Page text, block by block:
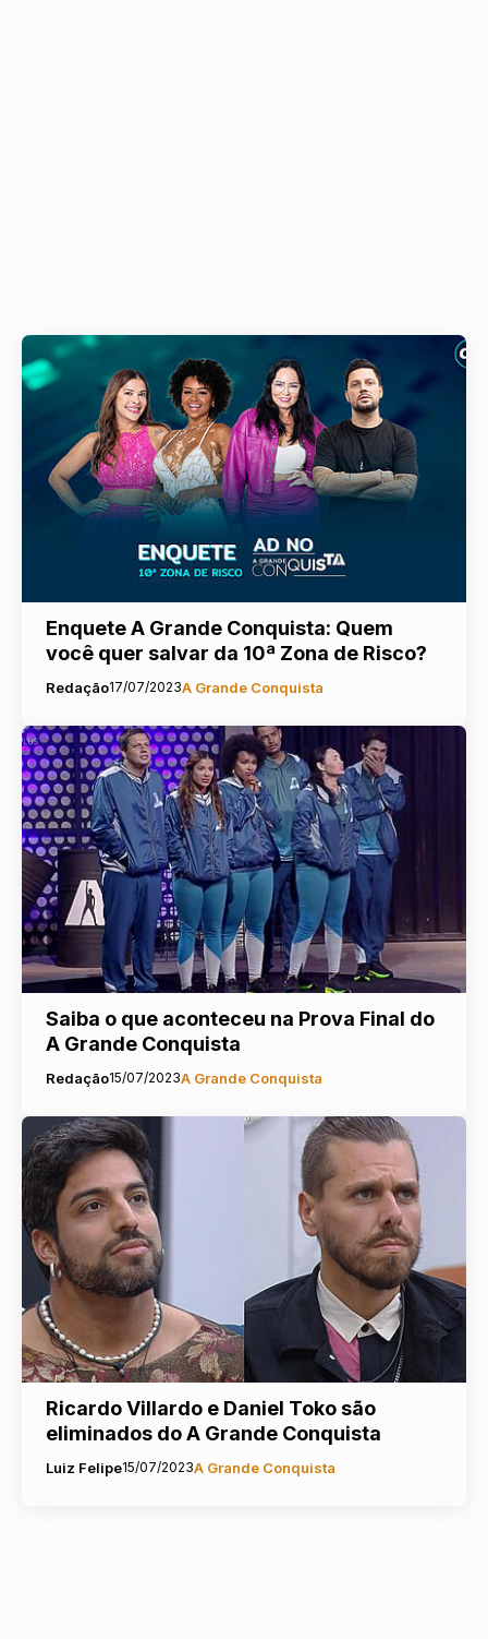
Enquete A Grande Conquista: Quem
você quer salvar da 10ª Zona de Risco?
Redação17/07/2023A Grande Conquista
Saiba o que aconteceu na Prova Final do
A Grande Conquista
Redação15/07/2023A Grande Conquista
Ricardo Villardo e Daniel Toko são
eliminados do A Grande Conquista
Luiz Felipe15/07/2023A Grande Conquista